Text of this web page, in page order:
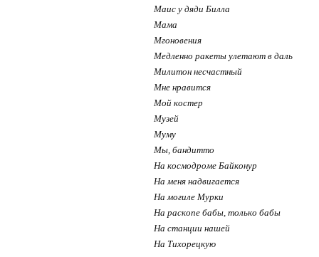
Маис у дяди Билла
Мама
Мгоновения
Медленно ракеты улетают в даль
Милитон несчастный
Мне нравится
Мой костер
Музей
Муму
Мы, бандитто
На космодроме Байконур
На меня надвигается
На могиле Мурки
На раскопе бабы, только бабы
На станции нашей
На Тихорецкую